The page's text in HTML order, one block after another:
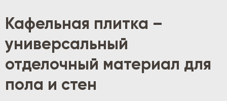
Кафельная плитка –
универсальный
отделочный материал для
пола и стен